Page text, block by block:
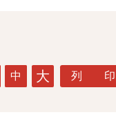
中 大 列 印